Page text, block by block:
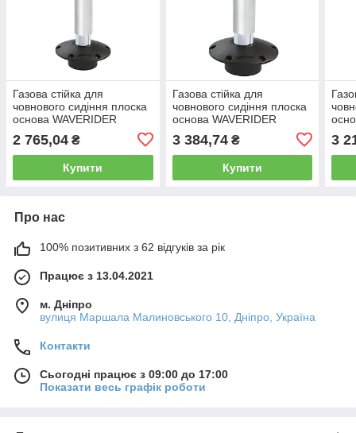
Газова стійка для
човнового сидіння плоска
основа WAVERIDER
змінної висоти 520 mm —
650 mm
2 765,04 ₴
Купити
Газова стійка для
човнового сидіння плоска
основа WAVERIDER
змінної висоти 440 mm —
570 mm
3 384,74₴
Купити
390
3
Про нас
100% позитивних з 62 відгуків за рік
Працює з 13.04.2021
м. Дніпро
вулиця Маршала Малиновського 10, Дніпро, Україна
Контакти
Сьогодні працює з 09:00 до 17:00
Показати весь графік роботи